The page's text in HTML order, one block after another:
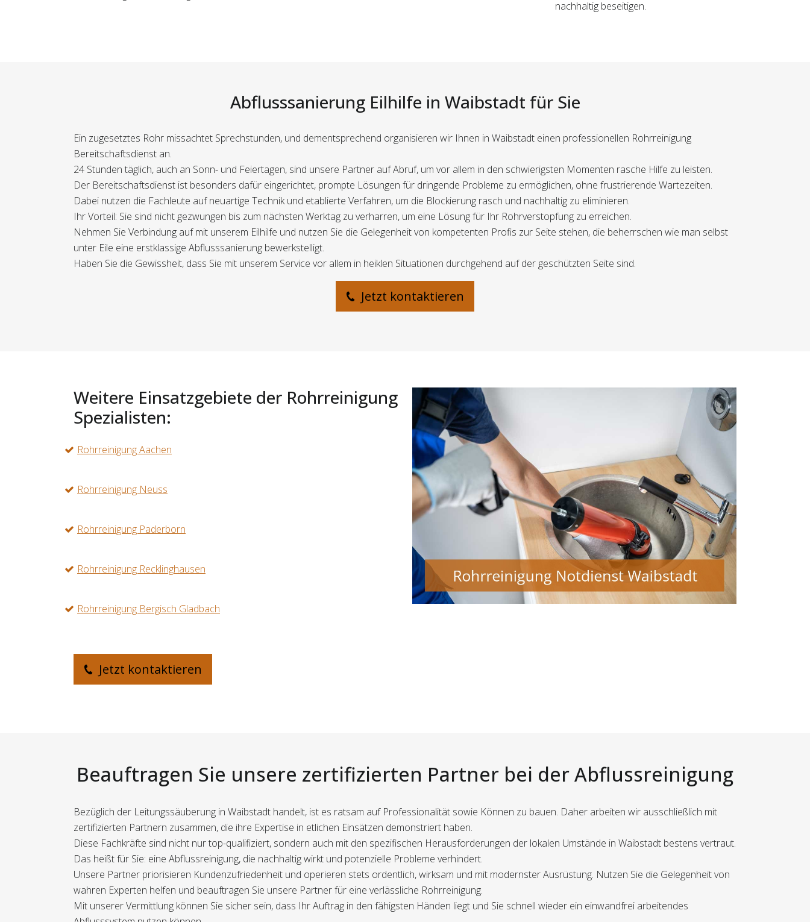
nachhaltig beseitigen.
Abflusssanierung Eilhilfe in Waibstadt für Sie
Ein zugesetztes Rohr missachtet Sprechstunden, und dementsprechend organisieren wir Ihnen in Waibstadt einen professionellen Rohrreinigung
Bereitschaftsdienst an.
24 Stunden täglich, auch an Sonn- und Feiertagen, sind unsere Partner auf Abruf, um vor allem in den schwierigsten Momenten rasche Hilfe zu leisten.
Der Bereitschaftsdienst ist besonders dafür eingerichtet, prompte Lösungen für dringende Probleme zu ermöglichen, ohne frustrierende Wartezeiten.
Dabei nutzen die Fachleute auf neuartige Technik und etablierte Verfahren, um die Blockierung rasch und nachhaltig zu eliminieren.
Ihr Vorteil: Sie sind nicht gezwungen bis zum nächsten Werktag zu verharren, um eine Lösung für Ihr Rohrverstopfung zu erreichen.
Nehmen Sie Verbindung auf mit unserem Eilhilfe und nutzen Sie die Gelegenheit von kompetenten Profis zur Seite stehen, die beherrschen wie man selbst
unter Eile eine erstklassige Abflusssanierung bewerkstelligt.
Haben Sie die Gewissheit, dass Sie mit unserem Service vor allem in heiklen Situationen durchgehend auf der geschützten Seite sind.
Jetzt kontaktieren
Weitere Einsatzgebiete der Rohrreinigung
Spezialisten:
Rohrreinigung Aachen
Rohrreinigung Neuss
Rohrreinigung Paderborn
Rohrreinigung Recklinghausen
Rohrreinigung Bergisch Gladbach
Jetzt kontaktieren
Beauftragen Sie unsere zertifizierten Partner bei der Abflussreinigung
Bezüglich der Leitungssäuberung in Waibstadt handelt, ist es ratsam auf Professionalität sowie Können zu bauen. Daher arbeiten wir ausschließlich mit
zertifizierten Partnern zusammen, die ihre Expertise in etlichen Einsätzen demonstriert haben.
Diese Fachkräfte sind nicht nur top-qualifiziert, sondern auch mit den spezifischen Herausforderungen der lokalen Umstände in Waibstadt bestens vertraut.
Das heißt für Sie: eine Abflussreinigung, die nachhaltig wirkt und potenzielle Probleme verhindert.
Unsere Partner priorisieren Kundenzufriedenheit und operieren stets ordentlich, wirksam und mit modernster Ausrüstung. Nutzen Sie die Gelegenheit von
wahren Experten helfen und beauftragen Sie unsere Partner für eine verlässliche Rohrreinigung.
Mit unserer Vermittlung können Sie sicher sein, dass Ihr Auftrag in den fähigsten Händen liegt und Sie schnell wieder ein einwandfrei arbeitendes